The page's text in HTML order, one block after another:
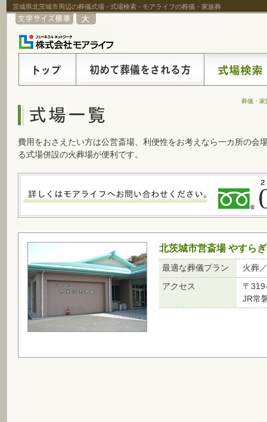
茨城県北茨城市周辺の葬儀式場 - 式場検索 - モアライフの葬儀・家族葬
葬儀・家
費用をおさえたい方は公営斎場、利便性をお考えなら一カ所の会
る式場併設の火葬場が便利です。
北茨城市営斎場 やすら
最適な葬儀プラン
火葬
アクセス
〒
JR常